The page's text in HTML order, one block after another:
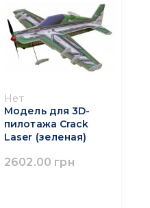
Нет
Модель для 3D-
пилотажа Crack
Laser (зеленая)
2602.00 грн